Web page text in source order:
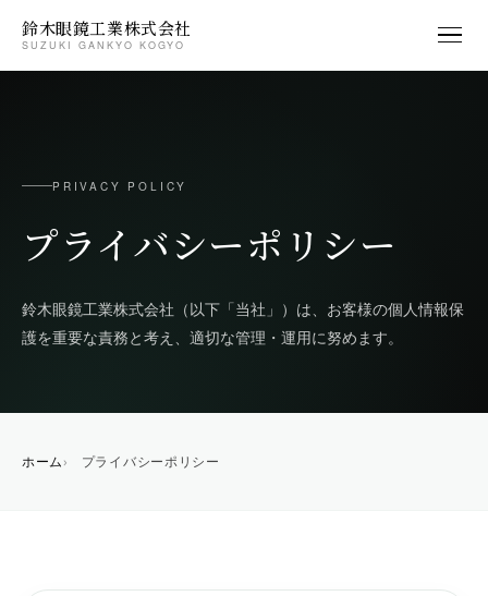
鈴木眼鏡工業株式会社
SUZUKI GANKYO KOGYO
PRIVACY POLICY
プライバシーポリシー
鈴木眼鏡工業株式会社（以下「当社」）は、お客様の個人情報保
護を重要な責務と考え、適切な管理・運用に努めます。
ホーム プライバシーポリシー